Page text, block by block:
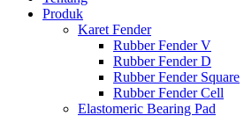
Produk
Karet Fender
Rubber Fender V
Rubber Fender D
Rubber Fender Square
Rubber Fender Cell
Elastomeric Bearing Pad